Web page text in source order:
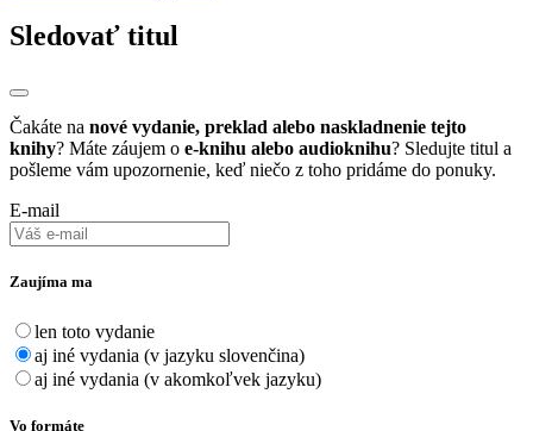
Sledovať titul
Čakáte na nové vydanie, preklad alebo naskladnenie tejto
knihy? Máte záujem o e-knihu alebo audioknihu? Sledujte titul a
pošleme vám upozornenie, keď niečo z toho pridáme do ponuky.
E-mail
Zaujíma ma
len toto vydanie
aj iné vydania (v jazyku slovenčina)
aj iné vydania (v akomkoľvek jazyku)
Vo formáte